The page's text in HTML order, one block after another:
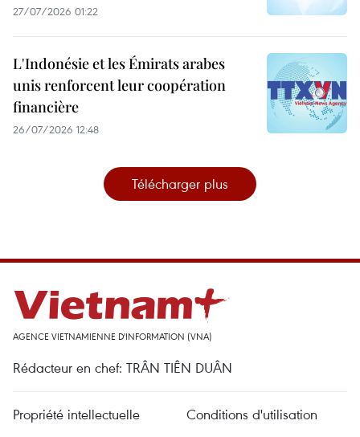
27/07/2026 01:22
L'Indonésie et les Émirats arabes
unis renforcent leur coopération
financière
26/07/2026 12:48
Télécharger plus
AGENCE VIETNAMIENNE D'INFORMATION (VNA)
Rédacteur en chef: TRÂN TIÊN DUÂN
Propriété intellectuelle
Conditions d'utilisation